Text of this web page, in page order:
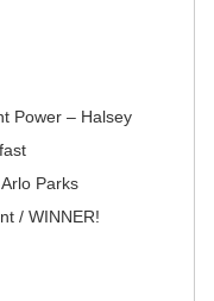
Power – Halsey
Parks
/ WINNER!